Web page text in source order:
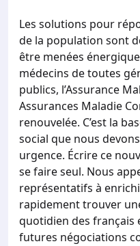
Les solutions pour
de la population sont
être menées
médecins de toutes
publics, l’Assurance
Assurances Maladie
renouvelée. C’est la
social que nous
urgence. Écrire ce
se faire seul. Nous
représentatifs à
rapidement trouver
quotidien des français
futures négociations